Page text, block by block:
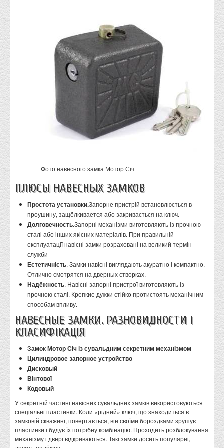
Фото навесного замка Мотор Січ
ПЛЮСЫ НАВЕСНЫХ ЗАМКОВ
Простота установки.Запорне пристрій встановлюється в
проушину, защёлкивается або закривається на ключ.
Долговечность.Запорні механізми виготовляють із прочною
сталі або інших якісних матеріалів. При правильній
експлуатації навісні замки розраховані на великий термін
служби
Естетичність. Замки навісні виглядають акуратно і компактно.
Отлично смотрятся на дверных створках.
Надёжность. Навісні запорні пристрої виготовляють із
прочною сталі. Крепкие дужки стійко протистоять механічним
способам впливу.
НАВЕСНЫЕ ЗАМКИ. РАЗНОВИДНОСТИ І
КЛАСИФІКАЦІЯ
Замок Мотор Січ із сувальдним секретним механізмом
Цилиндровое запорное устройство
Дисковый
Вінтової
Кодовый
У секретній частині навісних сувальдних замків використовуються
спеціальні пластинки. Коли «рідний» ключ, що знаходиться в
замковій скважині, повертається, він своїми бороздками зрушує
пластинки і будує їх потрібну комбінацію. Проходить розблокування
механізму і двері відкриваються. Такі замки досить популярні,